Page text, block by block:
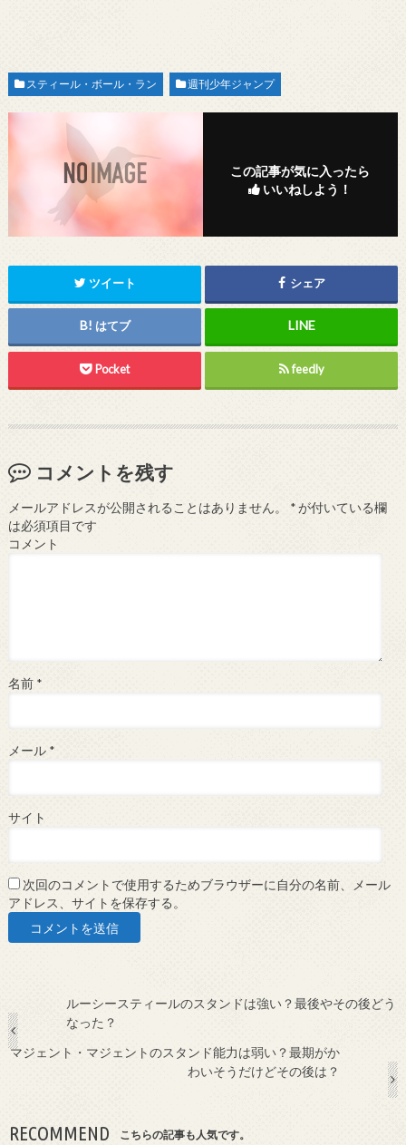
スティール・ボール・ラン 週刊少年ジャンプ
この記事が気に入ったら
いいねしよう！
ツイート シェア
はてブ
Pocket feedly
コメントを残す
メールアドレスが公開されることはありません。 *が付いている欄
は必須項目です
コメント
名前 *
メール *
サイト
次回のコメントで使用するためブラウザーに自分の名前、メール
アドレス、サイトを保存する。
ルーシースティールのスタンドは強い？最後やその後どう
なった？
マジェント・マジェントのスタンド能力は弱い？最期がか
わいそうだけどその後は？
RECOMMEND こちらの記事も人気です。